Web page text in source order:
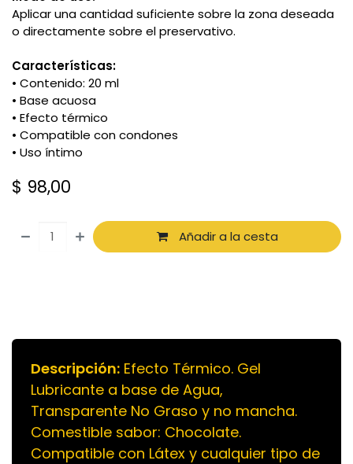
Aplicar una cantidad suficiente sobre la zona deseada
o directamente sobre el preservativo.
Características:
• Contenido: 20 ml
• Base acuosa
• Efecto térmico
• Compatible con condones
• Uso íntimo
$ 98,00
Añadir a la cesta
Descripción: Efecto Térmico. Gel
Lubricante a base de Agua,
Transparente No Graso y no mancha.
Comestible sabor: Chocolate.
Compatible con Látex y cualquier tipo de